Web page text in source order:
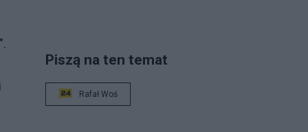
Piszą na ten temat
Rafał Woś